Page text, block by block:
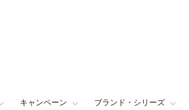
キャンペーン ブランド・シリーズ